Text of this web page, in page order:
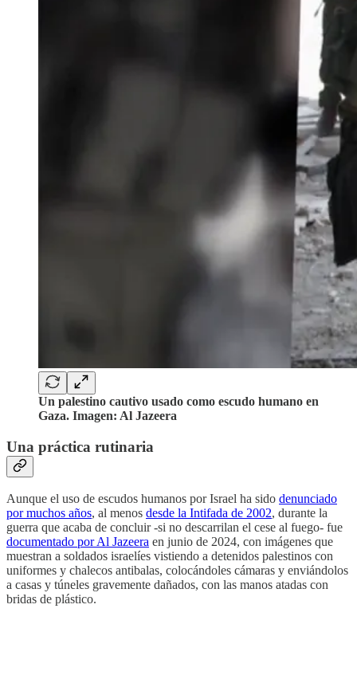
Un palestino cautivo usado como escudo humano en
Gaza. Imagen: Al Jazeera
Una práctica rutinaria
Aunque el uso de escudos humanos por Israel ha sido denunciado
por muchos años, al menos desde la Intifada de 2002, durante la
guerra que acaba de concluir -si no descarrilan el cese al fuego- fue
documentado por Al Jazeera en junio de 2024, con imágenes que
muestran a soldados israelíes vistiendo a detenidos palestinos con
uniformes y chalecos antibalas, colocándoles cámaras y enviándolos
a casas y túneles gravemente dañados, con las manos atadas con
bridas de plástico.